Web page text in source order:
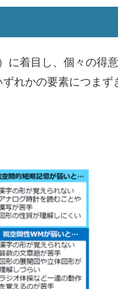
）に着目し、個々の得
れかの要素につまず